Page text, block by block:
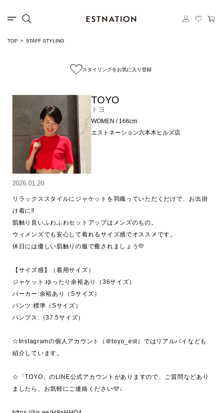
TOP STAFF STYLING
スタイリングをお気に入り登録
TOYO
トヨ
WOMEN / 166cm
エストネーション六本木ヒルズ店
2026.01.20
リラックススタイルにジャケットを羽織っていただくだけで、お出掛
け着に‼️
肌触り良いふわふわセットアップはメンズのもの。
ウィメンズでも安心して着れるサイズ感でオススメです。
休日には優しい肌触りの服で癒されましょう💛
【サイズ感】（着用サイズ）
ジャケット:ゆったり余裕あり（36サイズ）
パーカー:余裕あり（Sサイズ）
パンツ:標準（Sサイズ）
パンプス:（37.5サイズ）
☆Instagramの個人アカウント（＠toyo_est）ではリアルバイなども
紹介しています。
☆「TOYO」のLINE公式アカウントがありますので、ご質問などあり
ましたら、お気軽にご連絡ください🩵↓